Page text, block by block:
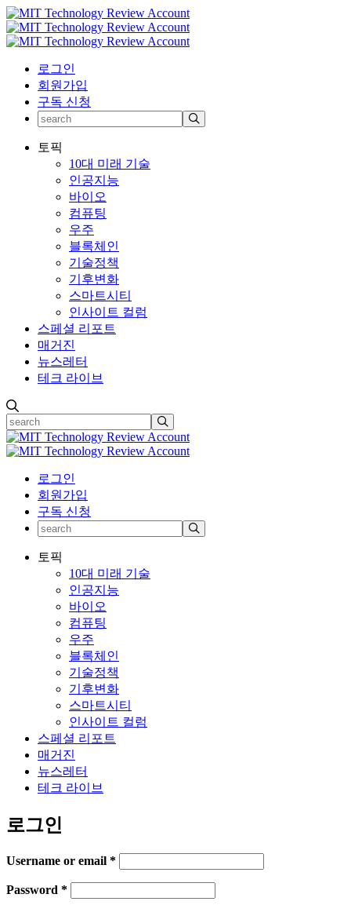
로그인
회원가입
구독 신청
토픽
10대 미래 기술
인공지능
바이오
컴퓨팅
우주
블록체인
기술정책
기후변화
스마트시티
인사이트 컬럼
스페셜 리포트
매거진
뉴스레터
테크 라이브
로그인
회원가입
구독 신청
토픽
10대 미래 기술
인공지능
바이오
컴퓨팅
우주
블록체인
기술정책
기후변화
스마트시티
인사이트 컬럼
스페셜 리포트
매거진
뉴스레터
테크 라이브
로그인
Username or email *
Password *